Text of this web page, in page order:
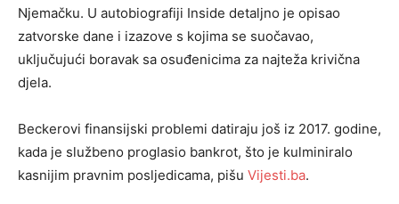
Njemačku. U autobiografiji Inside detaljno je opisao
zatvorske dane i izazove s kojima se suočavao,
uključujući boravak sa osuđenicima za najteža krivična
djela.
Beckerovi finansijski problemi datiraju još iz 2017. godine,
kada je službeno proglasio bankrot, što je kulminiralo
kasnijim pravnim posljedicama, pišu Vijesti.ba.